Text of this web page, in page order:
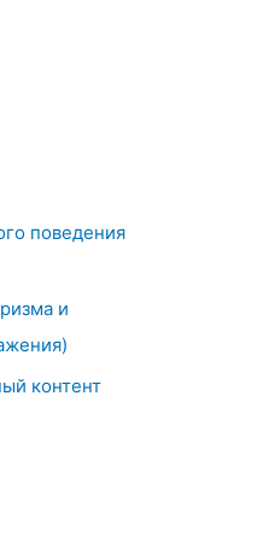
поведения
и
контент